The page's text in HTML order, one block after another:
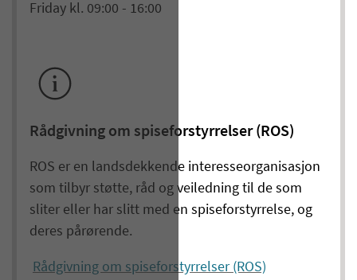
Friday kl. 09:00 - 16:00
Rådgivning om spiseforstyrrelser (ROS)
ROS er en landsdekkende interesseorganisasjon
som tilbyr støtte, råd og veiledning til de som
sliter eller har slitt med en spiseforstyrrelse, og
deres pårørende.
Rådgivning om spiseforstyrrelser (ROS)